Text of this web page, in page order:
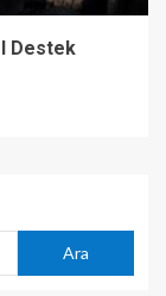
Destek
Ara